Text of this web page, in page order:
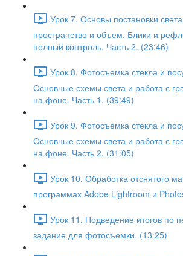
Урок 7. Основы постановки
пространство и объем. Блики и
полный контроль. Часть 2. (23:46)
Урок 8. Фотосъемка стекла и
Основные схемы света и работа с
на фоне. Часть 1. (39:49)
Урок 9. Фотосъемка стекла и
Основные схемы света и работа с
на фоне. Часть 2. (31:05)
Урок 10. Обработка отснятого
программах Adobe Lightroom и
Урок 11. Подведение итогов по
задание для фотосъемки. (13:25)